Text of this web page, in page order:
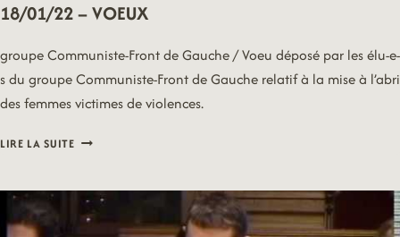
18/01/22 – VOEUX
groupe Communiste-Front de Gauche / Voeu déposé par les élu-e-
s du groupe Communiste-Front de Gauche relatif à la mise à l’abri
des femmes victimes de violences.
LIRE LA SUITE18/01/22